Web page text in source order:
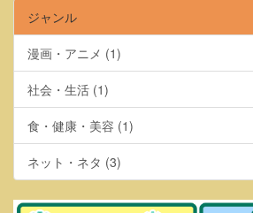
ジャンル
漫画・アニメ (1)
社会・生活 (1)
食・健康・美容 (1)
ネット・ネタ (3)